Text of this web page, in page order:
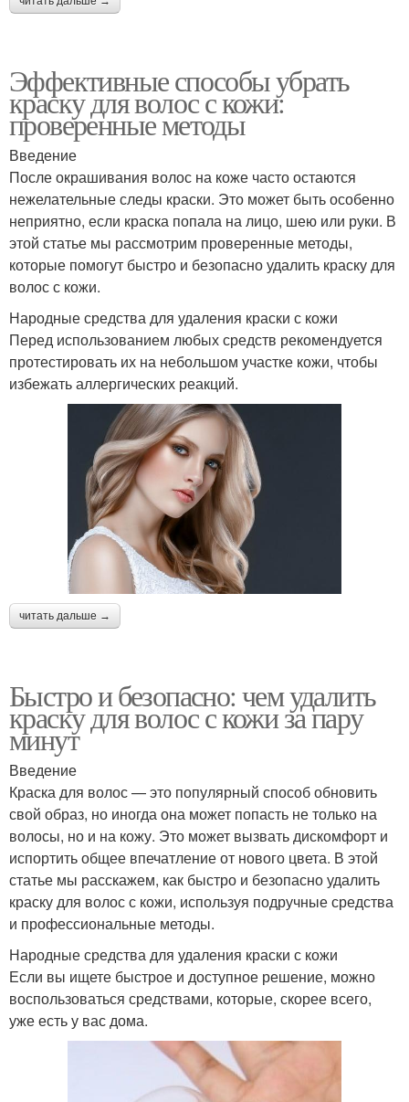
Эффективные способы убрать
краску для волос с кожи:
проверенные методы
Введение
После окрашивания волос на коже часто остаются
нежелательные следы краски. Это может быть особенно
неприятно, если краска попала на лицо, шею или руки. В
этой статье мы рассмотрим проверенные методы,
которые помогут быстро и безопасно удалить краску для
волос с кожи.
Народные средства для удаления краски с кожи
Перед использованием любых средств рекомендуется
протестировать их на небольшом участке кожи, чтобы
избежать аллергических реакций.
читать дальше →
Быстро и безопасно: чем удалить
краску для волос с кожи за пару
минут
Введение
Краска для волос — это популярный способ обновить
свой образ, но иногда она может попасть не только на
волосы, но и на кожу. Это может вызвать дискомфорт и
испортить общее впечатление от нового цвета. В этой
статье мы расскажем, как быстро и безопасно удалить
краску для волос с кожи, используя подручные средства
и профессиональные методы.
Народные средства для удаления краски с кожи
Если вы ищете быстрое и доступное решение, можно
воспользоваться средствами, которые, скорее всего,
уже есть у вас дома.